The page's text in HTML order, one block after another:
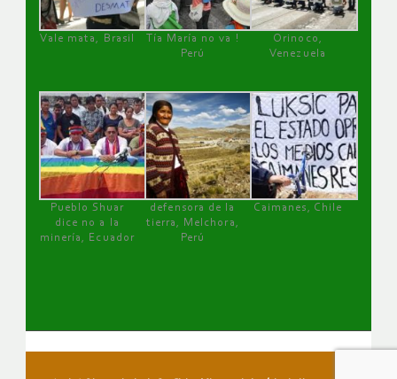
Vale mata, Brasil
Tía María no va !
Perú
Orinoco,
Venezuela
Pueblo Shuar
dice no a la
minería, Ecuador
defensora de la
tierra, Melchora,
Perú
Caimanes, Chile